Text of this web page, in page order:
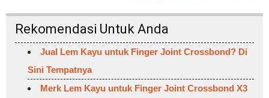
Rekomendasi Untuk Anda
Jual Lem Kayu untuk Finger Joint Crossbond? Di
Sini Tempatnya
Merk Lem Kayu untuk Finger Joint Crossbond X3